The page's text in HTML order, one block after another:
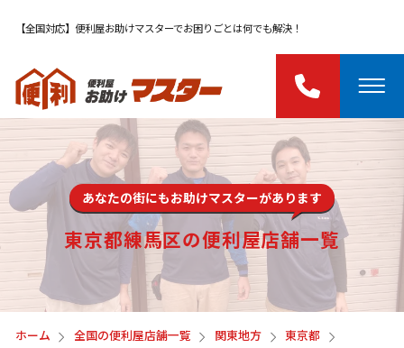
【全国対応】便利屋お助けマスターでお困りごとは何でも解決！
あなたの街にもお助けマスターがあります
東京都練馬区の便利屋店舗一覧
ホーム 全国の便利屋店舗一覧 関東地方
東京都